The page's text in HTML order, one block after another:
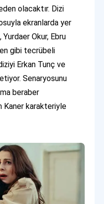
olacaktır. Dizi
ekranlarda yer
Okur, Ebru
gibi tecrübeli
Erkan Tunç ve
Senaryosunu
beraber
Kaner karakteriyle